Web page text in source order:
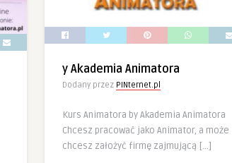
y Akademia Animatora
Dodany przez PINternet.pl
Kurs Animatora by Akademia Animatora
Chcesz pracować jako Animator, a może
chcesz założyć firmę zajmującą […]